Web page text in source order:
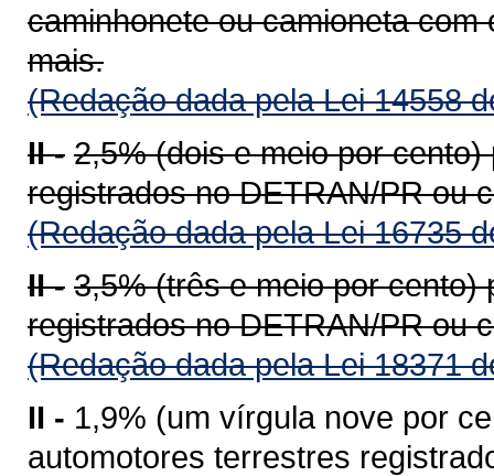
caminhonete ou camioneta
mais.
(Redação dada pela Lei 14558
II - 2,5% (dois e meio por
registrados no DETRAN/PR ou
(Redação dada pela Lei 16735
II - 3,5% (três e meio por
registrados no DETRAN/PR ou
(Redação dada pela Lei 18371
II - 1,9% (um vírgula nove por
automotores terrestres